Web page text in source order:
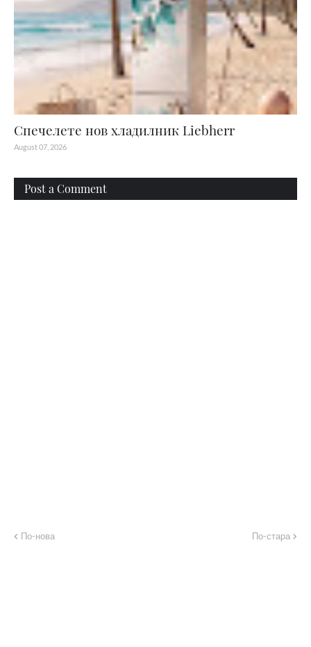
Спечелете нов хладилник Liebherr
August 07, 2026
Post a Comment
По-нова По-стара